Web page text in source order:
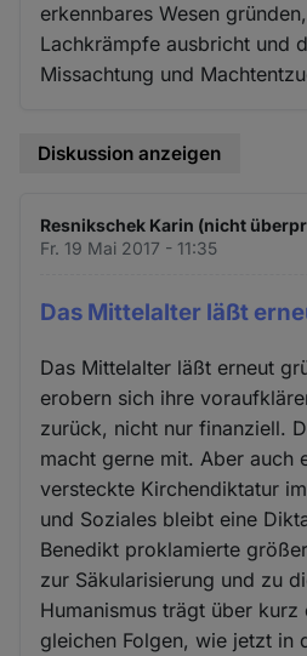
erkennbares Wesen
Lachkrämpfe ausbricht und
Missachtung und
Diskussion anzeigen
Resnikschek Karin (nicht
Fr. 19 Mai 2017 - 11:35
Das Mittelalter läßt
Das Mittelalter läßt erneut
erobern sich ihre
zurück, nicht nur finanziell.
macht gerne mit. Aber auch
versteckte Kirchendiktatur
und Soziales bleibt eine
Benedikt proklamierte
zur Säkularisierung und zu
Humanismus trägt über
gleichen Folgen, wie jetzt in